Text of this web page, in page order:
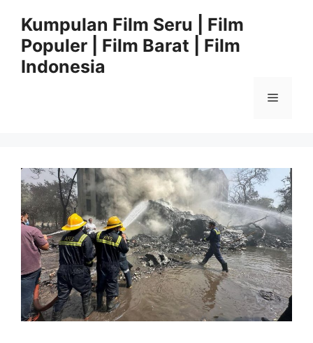
Kumpulan Film Seru | Film
Populer | Film Barat | Film
Indonesia
Menu